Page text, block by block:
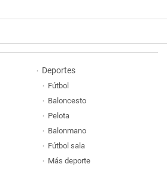
Deportes
Fútbol
Baloncesto
Pelota
Balonmano
Fútbol sala
Más deporte